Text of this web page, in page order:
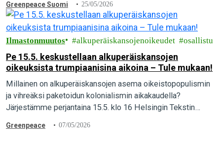
metsätalousministeriön valmistelema törkeä vedätys täytyy
pysäyttää. Ympäristöministeri Sari Multalalla…
Greenpeace Suomi 25/05/2026
Ilmastonmuutos alkuperäiskansojenoikeudet osallistu
Pe 15.5. keskustellaan alkuperäiskansojen
oikeuksista trumpiaanisina aikoina – Tule mukaan!
Millainen on alkuperäiskansojen asema oikeistopopulismin
ja vihreäksi paketoidun kolonialismin aikakaudella?
Järjestämme perjantaina 15.5. klo 16 Helsingin Tekstin
Alkuperäiskansojen oikeudet trumpiaanisina aikoina.
Greenpeace 07/05/2026